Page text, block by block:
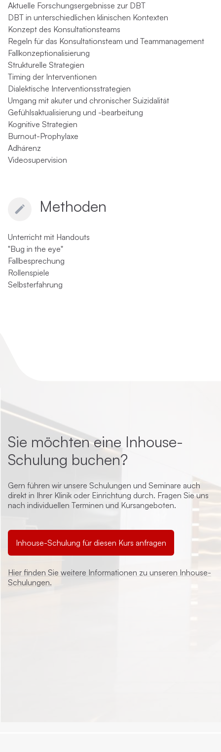
Aktuelle Forschungsergebnisse zur DBT
DBT in unterschiedlichen klinischen Kontexten
Konzept des Konsultationsteams
Regeln für das Konsultationsteam und Teammanagement
Fallkonzeptionalisierung
Strukturelle Strategien
Timing der Interventionen
Dialektische Interventionsstrategien
Umgang mit akuter und chronischer Suizidalität
Gefühlsaktualisierung und -bearbeitung
Kognitive Strategien
Burnout-Prophylaxe
Adhärenz
Videosupervision
Methoden
Unterricht mit Handouts
"Bug in the eye"
Fallbesprechung
Rollenspiele
Selbsterfahrung
Sie möchten eine Inhouse-
Schulung buchen?
Gern führen wir unsere Schulungen und Seminare auch
direkt in Ihrer Klinik oder Einrichtung durch. Fragen Sie uns
nach individuellen Terminen und Kursangeboten.
Inhouse-Schulung für diesen Kurs anfragen
Hier finden Sie weitere Informationen zu unseren Inhouse-
Schulungen.